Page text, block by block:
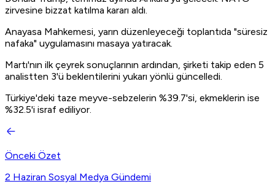
zirvesine bizzat katılma kararı aldı.
Anayasa Mahkemesi, yarın düzenleyeceği toplantıda "süresiz
nafaka" uygulamasını masaya yatıracak.
Martı'nın ilk çeyrek sonuçlarının ardından, şirketi takip eden 5
analistten 3'ü beklentilerini yukarı yönlü güncelledi.
Türkiye'deki taze meyve-sebzelerin %39.7'si, ekmeklerin ise
%32.5'i israf ediliyor.
Önceki Özet
2 Haziran Sosyal Medya Gündemi